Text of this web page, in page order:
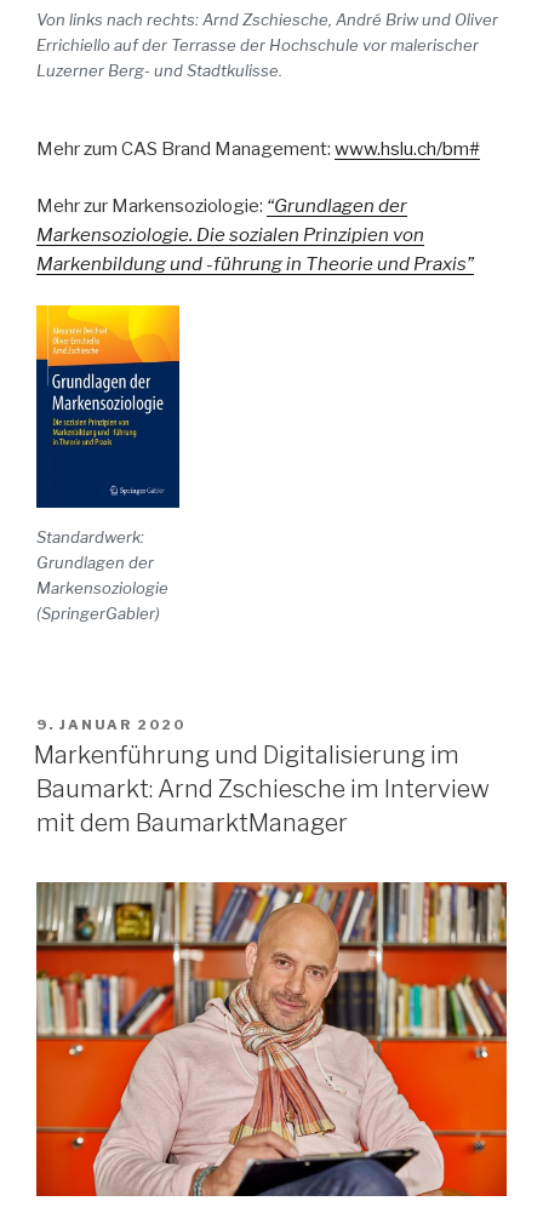
Von links nach rechts: Arnd Zschiesche, André Briw und Oliver
Errichiello auf der Terrasse der Hochschule vor malerischer
Luzerner Berg- und Stadtkulisse.
Mehr zum CAS Brand Management: www.hslu.ch/bm#
Mehr zur Markensoziologie: “Grundlagen der
Markensoziologie. Die sozialen Prinzipien von
Markenbildung und -führung in Theorie und Praxis”
Standardwerk:
Grundlagen der
Markensoziologie
(SpringerGabler)
VERÖFFENTLICHT
AM
9. JANUAR 2020
Markenführung und Digitalisierung im
Baumarkt: Arnd Zschiesche im Interview
mit dem BaumarktManager